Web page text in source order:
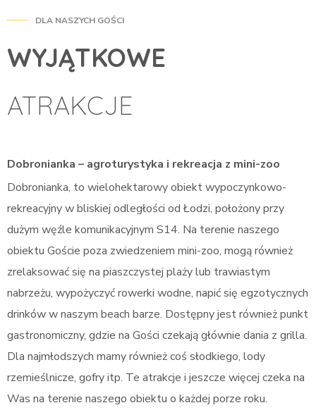
DLA NASZYCH GOŚCI
WYJĄTKOWE
ATRAKCJE
Dobronianka – agroturystyka i rekreacja z mini-zoo
Dobronianka, to wielohektarowy obiekt wypoczynkowo-
rekreacyjny w bliskiej odległości od Łodzi, położony przy
dużym węźle komunikacyjnym S14. Na terenie naszego
obiektu Goście poza zwiedzeniem mini-zoo, mogą również
zrelaksować się na piaszczystej plaży lub trawiastym
nabrzeżu, wypożyczyć rowerki wodne, napić się egzotycznych
drinków w naszym beach barze. Dostępny jest również punkt
gastronomiczny, gdzie na Gości czekają głównie dania z grilla.
Dla najmłodszych mamy również coś słodkiego, lody
rzemieślnicze, gofry itp. Te atrakcje i jeszcze więcej czeka na
Was na terenie naszego obiektu o każdej porze roku.